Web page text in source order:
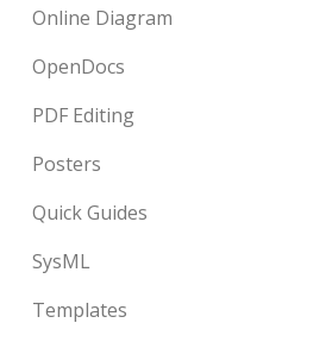
Online Diagram
OpenDocs
PDF Editing
Posters
Quick Guides
SysML
Templates